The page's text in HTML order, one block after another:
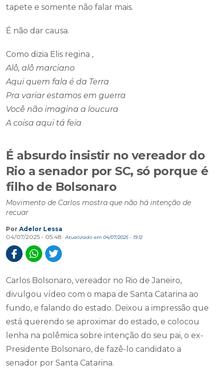
tapete e somente não falar mais.
É não dar causa.
Como dizia Elis regina ,
Alô, alô marciano
Aqui quem fala é da Terra
Pra variar estamos em guerra
Você não imagina a loucura
A coisa aqui tá feia
É absurdo insistir no vereador do
Rio a senador por SC, só porque é
filho de Bolsonaro
Movimento de Carlos mostra que não há intenção de
recuar
Por Adelor Lessa
04/07/2025 - 05:48
Atualizado em 04/07/2025 - 19:12
Carlos Bolsonaro, vereador no Rio de Janeiro,
divulgou vídeo com o mapa de Santa Catarina ao
fundo, e falando do estado. Deixou a impressão que
está querendo se aproximar do estado, e colocou
lenha na polêmica sobre intenção do seu pai, o ex-
Presidente Bolsonaro, de fazê-lo candidato a
senador por Santa Catarina.